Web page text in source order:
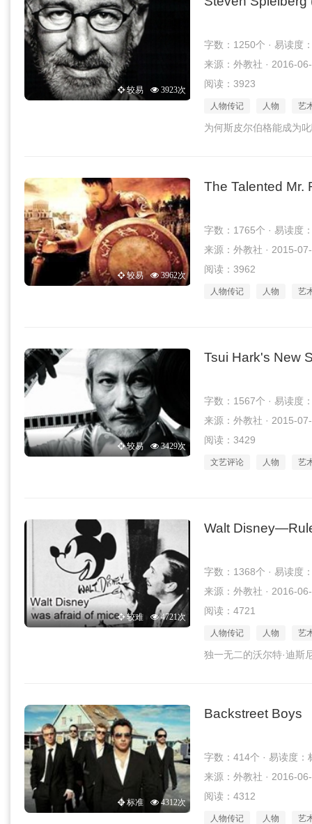
较易 3923次
字数：1250个 · 易读度
来源：外教社 · 2016-
阅读：3923
人物传记 人物 艺
为何斯皮尔伯格能成为
较易 3962次
The Talented Mr.
字数：1765个 · 易读度
来源：外教社 · 2015-
阅读：3962
人物传记 人物 艺
较易 3429次
Tsui Hark's New
字数：1567个 · 易读度
来源：外教社 · 2015-
阅读：3429
文艺评论 人物 艺
较难 4721次
Walt
字数：1368个 · 易读度
来源：外教社 · 2016-
阅读：4721
人物传记 人物 艺
独一无二的沃尔特·迪斯
标准 4312次
Backstreet Boys
字数：414个 · 易读度：
来源：外教社 · 2016-
阅读：4312
人物传记 人物 艺